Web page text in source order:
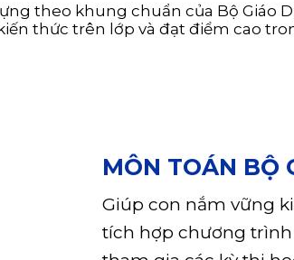
theo khung chuẩn của Bộ Giáo
thức trên lớp và đạt điểm cao
MÔN TOÁN BỘ
Giúp con nắm vững
tích hợp chương trình